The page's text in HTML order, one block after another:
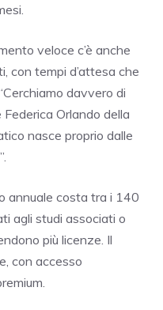
veloce c’è anche
con tempi d’attesa che
davvero di
Orlando della
nasce proprio dalle
annuale costa tra i 140
agli studi associati o
più licenze. Il
con accesso